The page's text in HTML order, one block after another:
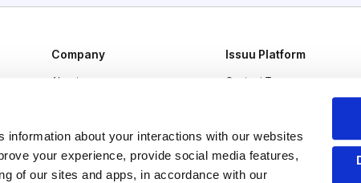
about your interactions with our websites
your experience, provide social media features,
of our sites and apps, in accordance with our
Company
About us
Plans & Pricing
Press
Issuu Platform
Content Types
Flipbook
Industries